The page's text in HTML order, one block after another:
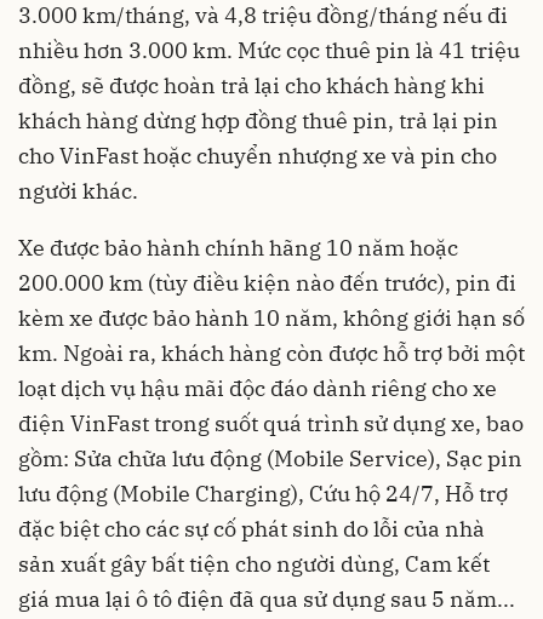
3.000 km/tháng, và 4,8 triệu đồng/tháng nếu đi
nhiều hơn 3.000 km. Mức cọc thuê pin là 41 triệu
đồng, sẽ được hoàn trả lại cho khách hàng khi
khách hàng dừng hợp đồng thuê pin, trả lại pin
cho VinFast hoặc chuyển nhượng xe và pin cho
người khác.
Xe được bảo hành chính hãng 10 năm hoặc
200.000 km (tùy điều kiện nào đến trước), pin đi
kèm xe được bảo hành 10 năm, không giới hạn số
km. Ngoài ra, khách hàng còn được hỗ trợ bởi một
loạt dịch vụ hậu mãi độc đáo dành riêng cho xe
điện VinFast trong suốt quá trình sử dụng xe, bao
gồm: Sửa chữa lưu động (Mobile Service), Sạc pin
lưu động (Mobile Charging), Cứu hộ 24/7, Hỗ trợ
đặc biệt cho các sự cố phát sinh do lỗi của nhà
sản xuất gây bất tiện cho người dùng, Cam kết
giá mua lại ô tô điện đã qua sử dụng sau 5 năm...